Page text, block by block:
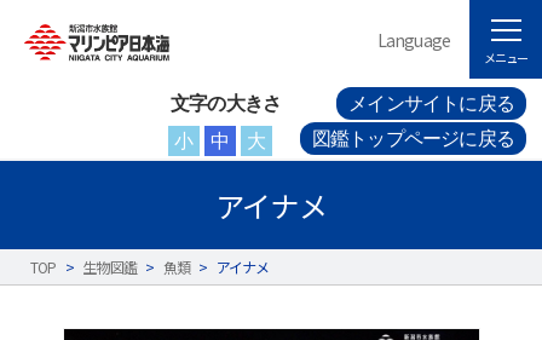
文字の大きさ
小
中 大
メインサイトに戻る
図鑑トップページに戻る
Language
メニュー
アイナメ
TOP > 生物図鑑 > 魚類 > アイナメ